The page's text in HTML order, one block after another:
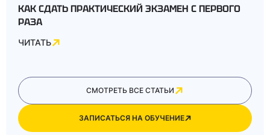
КАК СДАТЬ ПРАКТИЧЕСКИЙ ЭКЗАМЕН С ПЕРВОГО
РАЗА
ЧИТАТЬ
СМОТРЕТЬ ВСЕ СТАТЬИ
ЗАПИСАТЬСЯ НА ОБУЧЕНИЕ